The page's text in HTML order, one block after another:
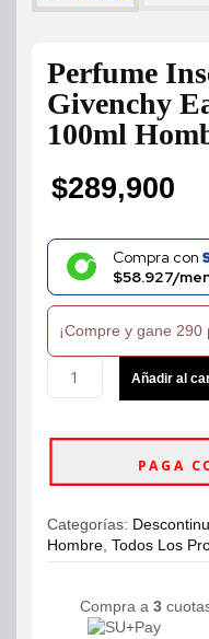
Perfume
Givenchy
100ml
$289,900
Compra con
$58.927/
¡Compre y gane 290
Insense
Toilette
Hombre
cantidad
Añadir al
PAGA
Categorías:
Hombre Todos Los
Compra a 3